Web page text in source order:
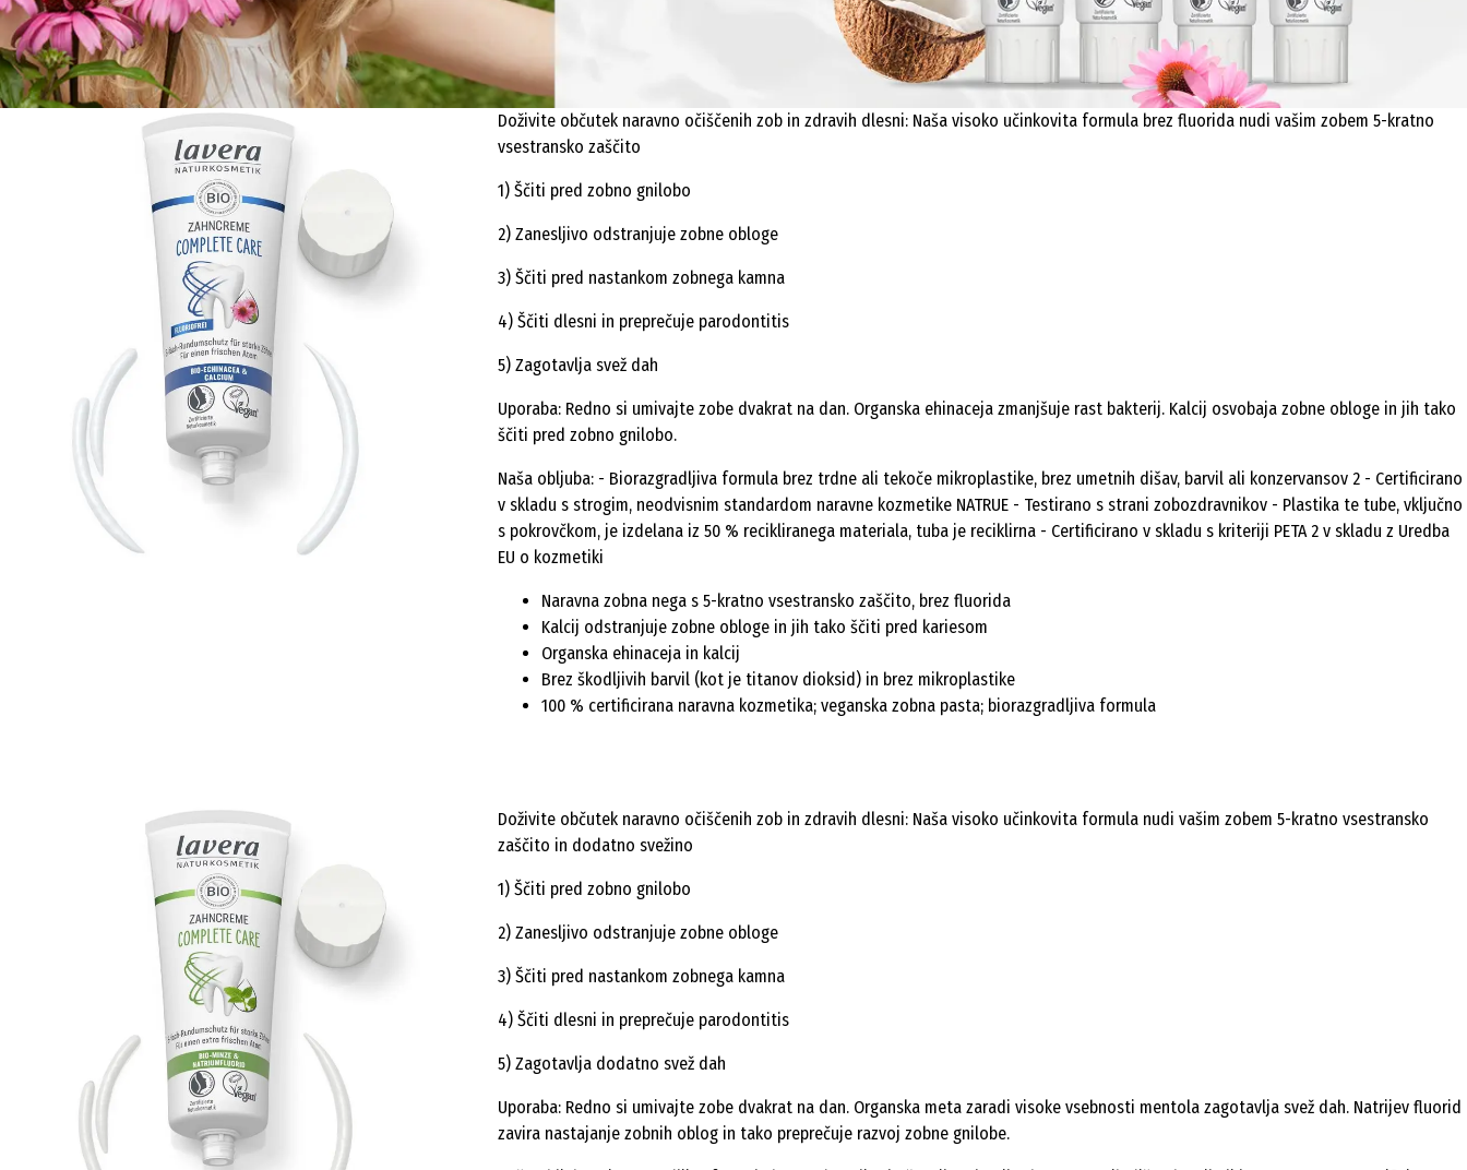
Doživite občutek naravno očiščenih zob in zdravih dlesni: Naša visoko učinkovita formula brez fluorida nudi vašim zobem 5-kratno
vsestransko zaščito
1) Ščiti pred zobno gnilobo
2) Zanesljivo odstranjuje zobne obloge
3) Ščiti pred nastankom zobnega kamna
4) Ščiti dlesni in preprečuje parodontitis
5) Zagotavlja svež dah
Uporaba: Redno si umivajte zobe dvakrat na dan. Organska ehinaceja zmanjšuje rast bakterij. Kalcij osvobaja zobne obloge in jih tako
ščiti pred zobno gnilobo.
Naša obljuba: - Biorazgradljiva formula brez trdne ali tekoče mikroplastike, brez umetnih dišav, barvil ali konzervansov 2 - Certificirano
v skladu s strogim, neodvisnim standardom naravne kozmetike NATRUE - Testirano s strani zobozdravnikov - Plastika te tube, vključno
s pokrovčkom, je izdelana iz 50 % recikliranega materiala, tuba je reciklirna - Certificirano v skladu s kriteriji PETA 2 v skladu z Uredba
EU o kozmetiki
Naravna zobna nega s 5-kratno vsestransko zaščito, brez fluorida
Kalcij odstranjuje zobne obloge in jih tako ščiti pred kariesom
Organska ehinaceja in kalcij
Brez škodljivih barvil (kot je titanov dioksid) in brez mikroplastike
100 % certificirana naravna kozmetika; veganska zobna pasta; biorazgradljiva formula
Doživite občutek naravno očiščenih zob in zdravih dlesni: Naša visoko učinkovita formula nudi vašim zobem 5-kratno vsestransko
zaščito in dodatno svežino
1) Ščiti pred zobno gnilobo
2) Zanesljivo odstranjuje zobne obloge
3) Ščiti pred nastankom zobnega kamna
4) Ščiti dlesni in preprečuje parodontitis
5) Zagotavlja dodatno svež dah
Uporaba: Redno si umivajte zobe dvakrat na dan. Organska meta zaradi visoke vsebnosti mentola zagotavlja svež dah. Natrijev fluorid
zavira nastajanje zobnih oblog in tako preprečuje razvoj zobne gnilobe.